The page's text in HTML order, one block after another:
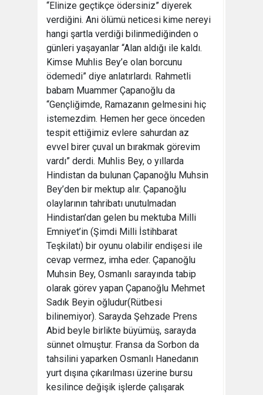
“Elinize geçtikçe ödersiniz” diyerek
verdiğini. Ani ölümü neticesi kime nereyi
hangi şartla verdiği bilinmediğinden o
günleri yaşayanlar “Alan aldığı ile kaldı.
Kimse Muhlis Bey’e olan borcunu
ödemedi” diye anlatırlardı. Rahmetli
babam Muammer Çapanoğlu da
“Gençliğimde, Ramazanın gelmesini hiç
istemezdim. Hemen her gece önceden
tespit ettiğimiz evlere sahurdan az
evvel birer çuval un bırakmak görevim
vardı” derdi. Muhlis Bey, o yıllarda
Hindistan da bulunan Çapanoğlu Muhsin
Bey’den bir mektup alır. Çapanoğlu
olaylarının tahribatı unutulmadan
Hindistan’dan gelen bu mektuba Milli
Emniyet’in (Şimdi Milli İstihbarat
Teşkilatı) bir oyunu olabilir endişesi ile
cevap vermez, imha eder. Çapanoğlu
Muhsin Bey, Osmanlı sarayında tabip
olarak görev yapan Çapanoğlu Mehmet
Sadık Beyin oğludur(Rütbesi
bilinemiyor). Sarayda Şehzade Prens
Abid beyle birlikte büyümüş, sarayda
sünnet olmuştur. Fransa da Sorbon da
tahsilini yaparken Osmanlı Hanedanın
yurt dışına çıkarılması üzerine bursu
kesilince değişik işlerde çalışarak